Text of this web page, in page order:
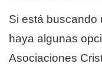
Si está buscando
haya algunas
Asociaciones